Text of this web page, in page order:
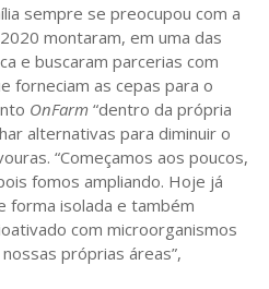
sempre se preocupou com a
montaram, em uma das
e buscaram parcerias com
forneciam as cepas para o
OnFarm “dentro da própria
alternativas para diminuir o
“Começamos aos poucos,
fomos ampliando. Hoje já
forma isolada e também
com microorganismos
próprias áreas”,